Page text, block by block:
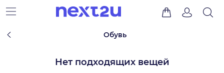
Обувь
Нет подходящих вещей